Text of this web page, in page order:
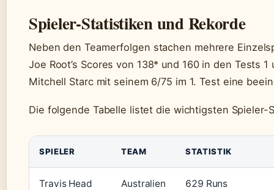
Spieler-Statistiken und Rekorde
Neben den Teamerfolgen stachen mehrere
Joe Root’s Scores von 138* und 160 in den Tests
Mitchell Starc mit seinem 6/75 im 1. Test eine
Die folgende Tabelle listet die wichtigsten Spieler-
SPIELER TEAM STATISTIK
Travis Head Australien 629 Runs